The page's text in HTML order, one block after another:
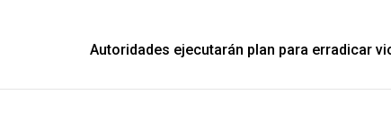
Autoridades ejecutarán plan para erradicar